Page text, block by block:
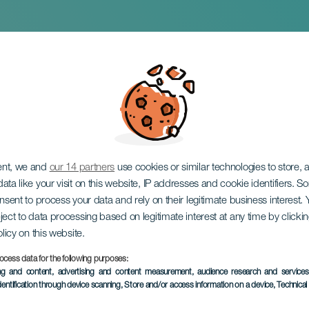
we and our 14 partners use cookies or similar technologies to store,
like your visit on this website, IP addresses and cookie identifiers.
to process your data and rely on their legitimate business interest.
to data processing based on legitimate interest at any time by
on this website.
data for the following purposes:
and content, advertising and content measurement, audience research and
through device scanning, Store and/or access information on a device,
Bike de
Febrero 2027